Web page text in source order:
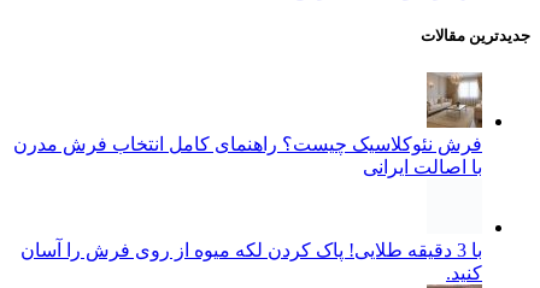
جدیدترین مقالات
فرش نئوکلاسیک چیست؟ راهنمای کامل انتخاب فرش مدرن
با اصالت ایرانی
با 3 دقیقه طلایی! پاک کردن لکه میوه از روی فرش را آسان
کنید.